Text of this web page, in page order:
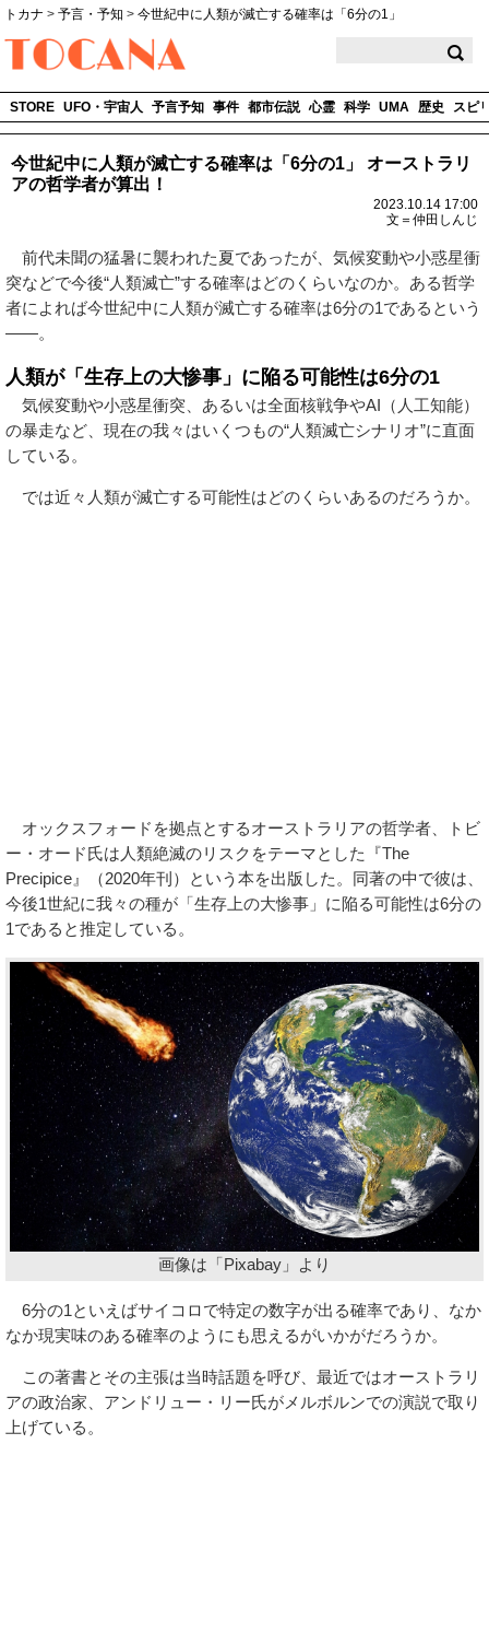
トカナ > 予言・予知 > 今世紀中に人類が滅亡する確率は「6分の1」
STORE UFO・宇宙人 予言予知 事件 都市伝説 心霊 科学 UMA 歴史 スピ
今世紀中に人類が滅亡する確率は「6分の1」 オーストラリ
アの哲学者が算出！
2023.10.14 17:00
文＝仲田しんじ
前代未聞の猛暑に襲われた夏であったが、気候変動や小惑星衝
突などで今後“人類滅亡”する確率はどのくらいなのか。ある哲学
者によれば今世紀中に人類が滅亡する確率は6分の1であるという
――。
人類が「生存上の大惨事」に陥る可能性は6分の1
気候変動や小惑星衝突、あるいは全面核戦争やAI（人工知能）
の暴走など、現在の我々はいくつもの“人類滅亡シナリオ”に直面
している。
では近々人類が滅亡する可能性はどのくらいあるのだろうか。
オックスフォードを拠点とするオーストラリアの哲学者、トビ
ー・オード氏は人類絶滅のリスクをテーマとした『The
Precipice』（2020年刊）という本を出版した。同著の中で彼は、
今後1世紀に我々の種が「生存上の大惨事」に陥る可能性は6分の
1であると推定している。
画像は「Pixabay」より
6分の1といえばサイコロで特定の数字が出る確率であり、なか
なか現実味のある確率のようにも思えるがいかがだろうか。
この著書とその主張は当時話題を呼び、最近ではオーストラリ
アの政治家、アンドリュー・リー氏がメルボルンでの演説で取り
上げている。